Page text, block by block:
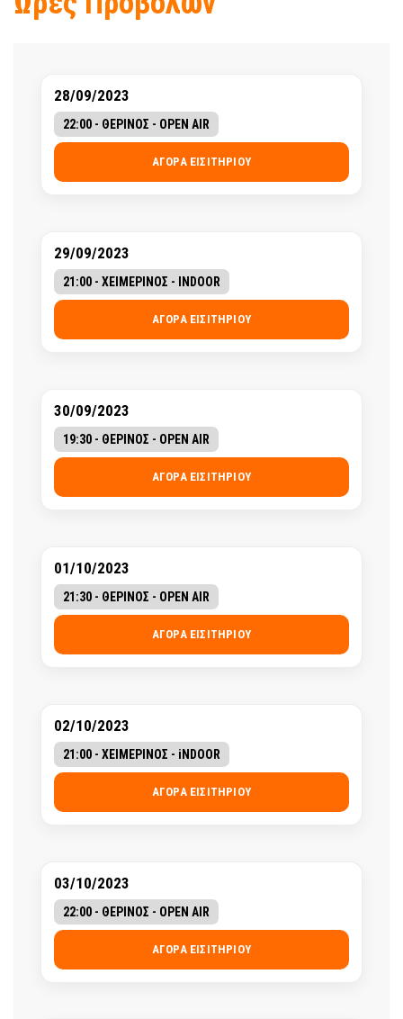
28/09/2023
22:00 - ΘΕΡΙΝΟΣ - OPEN AIR
ΑΓΟΡΆ ΕΙΣΙΤΗΡΊΟΥ
29/09/2023
21:00 - ΧΕΙΜΕΡΙΝΟΣ - INDOOR
ΑΓΟΡΆ ΕΙΣΙΤΗΡΊΟΥ
30/09/2023
19:30 - ΘΕΡΙΝΟΣ - OPEN AIR
ΑΓΟΡΆ ΕΙΣΙΤΗΡΊΟΥ
01/10/2023
21:30 - ΘΕΡΙΝΟΣ - OPEN AIR
ΑΓΟΡΆ ΕΙΣΙΤΗΡΊΟΥ
02/10/2023
21:00 - ΧΕΙΜΕΡΙΝΟΣ - iNDOOR
ΑΓΟΡΆ ΕΙΣΙΤΗΡΊΟΥ
03/10/2023
22:00 - ΘΕΡΙΝΟΣ - OPEN AIR
ΑΓΟΡΆ ΕΙΣΙΤΗΡΊΟΥ